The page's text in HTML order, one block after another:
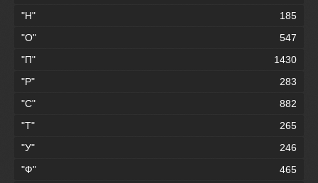
"Н"
185
"О"
547
"П"
1430
"Р"
283
"С"
882
"Т"
265
"У"
246
"Ф"
465